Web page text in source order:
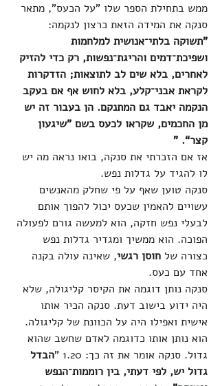
ממש בתחילת הספר שלו "על הכעס", מתאר
סנקה את המידה הזאת כרצון לנקמה:
"תשוקה בלתי־אנושית למלחמות
ושפיכת־דמים והריגת־נפשות, רק כדי להזיק
לאחרים, בלא שים לב לתוצאות; הזדקרות
לקראת אבני־קלע, בלא לחוש אף אם בעקב
הנקמה יאבד גם המתנקם. הן בעבור זה יש
מן החכמים, שקראו לכעס בשם ”שיגעון
קצר“. "
אז אם הזכרתי את סנקה, בואו נראה מה יש
לו להגיד על גדלות נפש.
סנקה טוען שאף על פי שחלק מהאנשים
עשויים להאמין שכעס יכול להפוך אותם
לבעלי נפש חזקה, הוא למעשה גורם לפעולה
הפוכה. הוא ממשיך ומגדיר גדלות נפש
כצורה של חוסן רגשי, שאינה עולה בקנה
אחד עם כעס.
סנקה נותן דוגמה את הקיסר קליגולה, שלא
היה ידוע בישוב דעת. סנקה הכיר אותו
אישית ואפילו היה על הכוונת של קליגולה.
הוא נותן אותו כדוגמה לאדם שחשב שהוא
גדול. סנקה אומר את זה כך: 1.20 "
הבדל
גדול יש, לפי דעתי, בין רוממות־הנפש